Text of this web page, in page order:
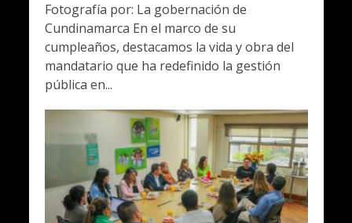
Fotografía por: La gobernación de
Cundinamarca En el marco de su
cumpleaños, destacamos la vida y obra del
mandatario que ha redefinido la gestión
pública en...